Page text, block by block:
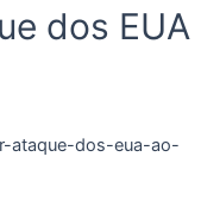
dos EUA